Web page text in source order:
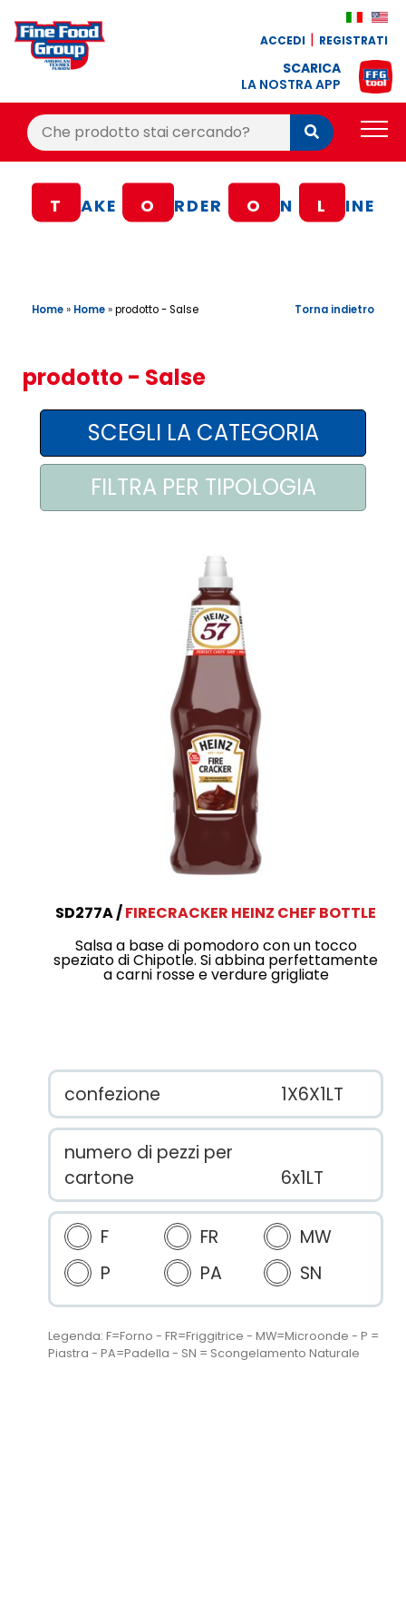
ACCEDI REGISTRATI
SCARICA
LA NOSTRA APP
Cerca:
Cerca
BLOG
CONTATTI
AREA AGENTI
T AKE O RDER O N L INE
Home» Home»prodotto - Salse Torna indietro
prodotto - Salse
SD277A
FIRECRACKER HEINZ CHEF BOTTLE
Salsa a base di pomodoro con un tocco
speziato di Chipotle. Si abbina perfettamente
a carni rosse e verdure grigliate
confezione 1X6X1LT
numero di pezzi per
cartone
6x1LT
F FR
MW
P
PA SN
Legenda: F=Forno - FR=Friggitrice - MW=Microonde - P =
Piastra - PA=Padella - SN = Scongelamento Naturale